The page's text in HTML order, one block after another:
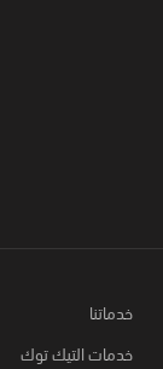
خدماتنا
خدمات التيك توك